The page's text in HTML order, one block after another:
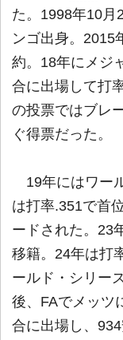
た。1998年10月
ンゴ出身。2015
約。18年にメジ
合に出場して打
の投票ではブレ
ぐ得票だった。
19年にはワー
は打率.351で首
ードされた。23
移籍。24年は打
ールド・シリー
後、FAでメッツ
合に出場し、